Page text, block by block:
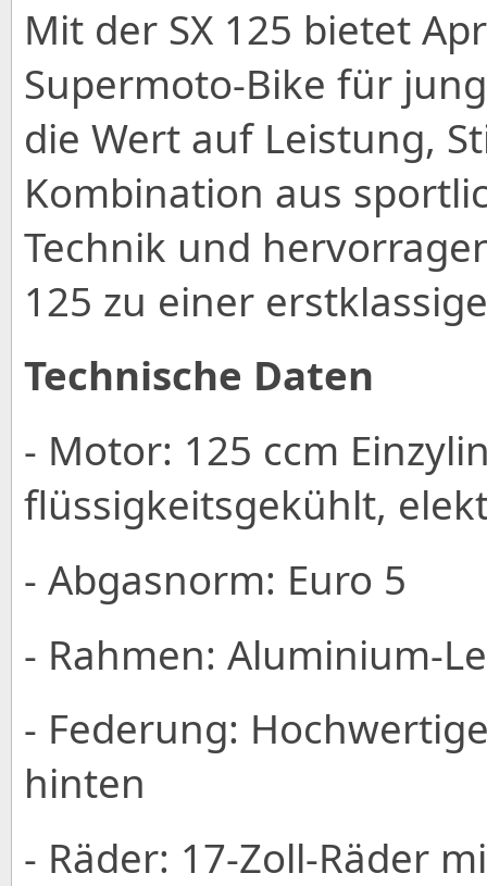
Mit der SX 125 bietet
Supermoto-Bike für
die Wert auf Leistung,
Kombination aus
Technik und
125 zu einer
Technische Daten
- Motor: 125 ccm
flüssigkeitsgekühlt,
- Abgasnorm: Euro 5
- Rahmen: Aluminium-
- Federung:
hinten
- Räder: 17-Zoll-Räder